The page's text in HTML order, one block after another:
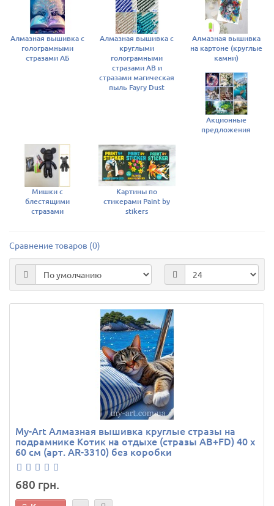
Алмазная вышивка с
голограмными
стразами АБ
Алмазная вышивка с
круглыми
голограмными
стразами AB и
стразами магическая
пыль Fayry Dust
Алмазная вышивка
на картоне (круглые
камни)
Акционные
предложения
Мишки с
блестящими
стразами
Картины по
стикерами Paint by
stikers
Сравнение товаров (0)
My-Art Алмазная вышивка круглые стразы на
подрамнике Котик на отдыхе (стразы AB+FD) 40 х
60 см (арт. AR-3310) без коробки
680 грн.